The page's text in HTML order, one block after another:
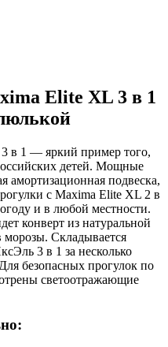
Elite XL 3 в 1
3 в 1 — яркий пример того,
детей. Мощные
амортизационная подвеска,
с Maxima Elite XL 2 в
и в любой местности.
конверт из натуральной
морозы. Складывается
3 в 1 за несколько
безопасных прогулок по
светоотражающие